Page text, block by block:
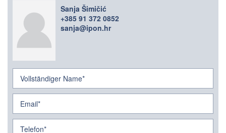
Sanja Šimičić
+385 91 372 0852
sanja@ipon.hr